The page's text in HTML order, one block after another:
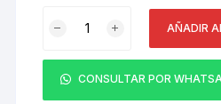
EZMTB
para
AÑADIR
CONSULTAR POR